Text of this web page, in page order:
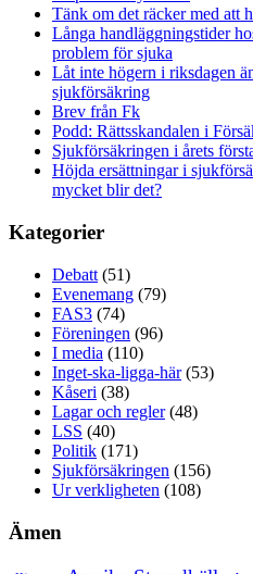
Tänk om det räcker med att
Långa handläggningstider
problem för sjuka
Låt inte högern i riksdagen
sjukförsäkring
Brev från Fk
Podd: Rättsskandalen i
Sjukförsäkringen i årets
Höjda ersättningar i
mycket blir det?
Kategorier
Debatt (51)
Evenemang (79)
FAS3 (74)
Föreningen (96)
I media (110)
Inget-ska-ligga-här(53)
Kåseri (38)
Lagar och regler(48)
LSS (40)
Politik (171)
Sjukförsäkringen (156)
Ur verkligheten (108)
Ämen